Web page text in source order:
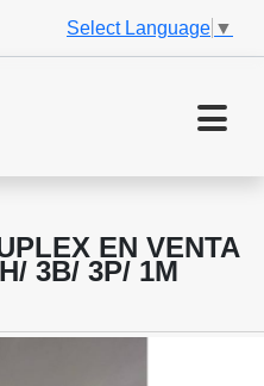
Select Language ▼
EN VENTA
3B/ 3P/ 1M